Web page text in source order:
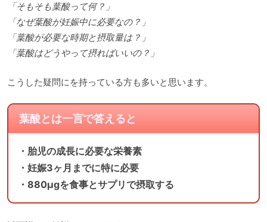
「そもそも葉酸って何？」
「なぜ葉酸が妊娠中に必要なの？」
「葉酸が必要な時期と摂取量は？」
「葉酸はどうやって摂ればいいの？」
こうした疑問にを持っている方も多いと思います。
葉酸とは一言で答えると
・胎児の成長に必要な栄養素
・妊娠3ヶ月までに特に必要
・880μgを食事とサプリで摂取する